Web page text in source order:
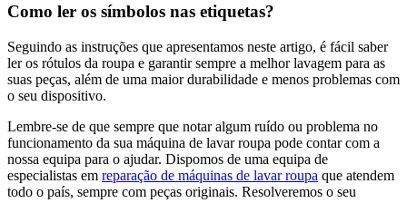
Como ler os símbolos nas etiquetas?
Seguindo as instruções que apresentamos neste artigo, é fácil saber
ler os rótulos da roupa e garantir sempre a melhor lavagem para as
suas peças, além de uma maior durabilidade e menos problemas com
o seu dispositivo.
Lembre-se de que sempre que notar algum ruído ou problema no
funcionamento da sua máquina de lavar roupa pode contar com a
nossa equipa para o ajudar. Dispomos de uma equipa de
especialistas em reparação de máquinas de lavar roupa que atendem
todo o país, sempre com peças originais. Resolveremos o seu